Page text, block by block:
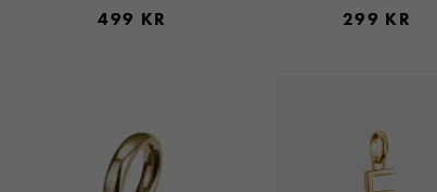
499 KR 299 KR